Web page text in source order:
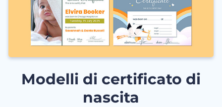
Modelli di certificato di
nascita